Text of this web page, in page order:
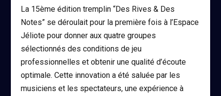
La 15ème édition tremplin “Des Rives & Des
Notes” se déroulait pour la première fois à l’Espace
Jéliote pour donner aux quatre groupes
sélectionnés des conditions de jeu
professionnelles et obtenir une qualité d’écoute
optimale. Cette innovation a été saluée par les
musiciens et les spectateurs, une expérience à